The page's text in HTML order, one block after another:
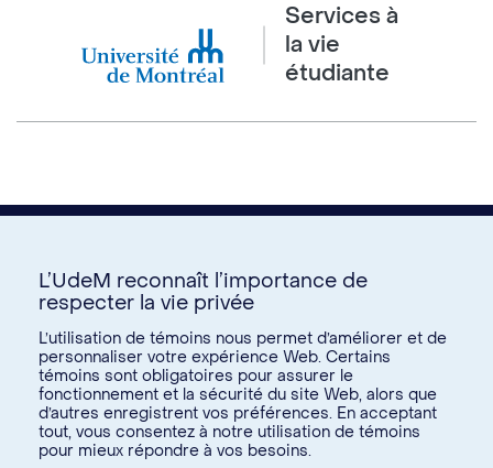
Services à
la vie
étudiante
Nous joindre
Voir tous les liens
Calendrier de la vie étudiante
Ateliers culturels
L’UdeM reconnaît l’importance de
respecter la vie privée
L’utilisation de témoins nous permet d’améliorer et de
personnaliser votre expérience Web. Certains
témoins sont obligatoires pour assurer le
fonctionnement et la sécurité du site Web, alors que
d’autres enregistrent vos préférences. En acceptant
tout, vous consentez à notre utilisation de témoins
pour mieux répondre à vos besoins.